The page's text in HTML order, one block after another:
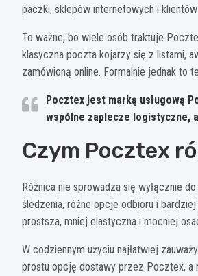
paczki, sklepów internetowych i
To ważne, bo wiele osób traktuje
klasyczna poczta kojarzy się z listami,
zamówioną online. Formalnie jednak to
Pocztex jest marką usługową
wspólne zaplecze logistyczne,
Czym Pocztex
Różnica nie sprowadza się wyłącznie do
śledzenia, różne opcje odbioru i
prostsza, mniej elastyczna i mocniej
W codziennym użyciu najłatwiej
prostu opcję dostawy przez Pocztex, a